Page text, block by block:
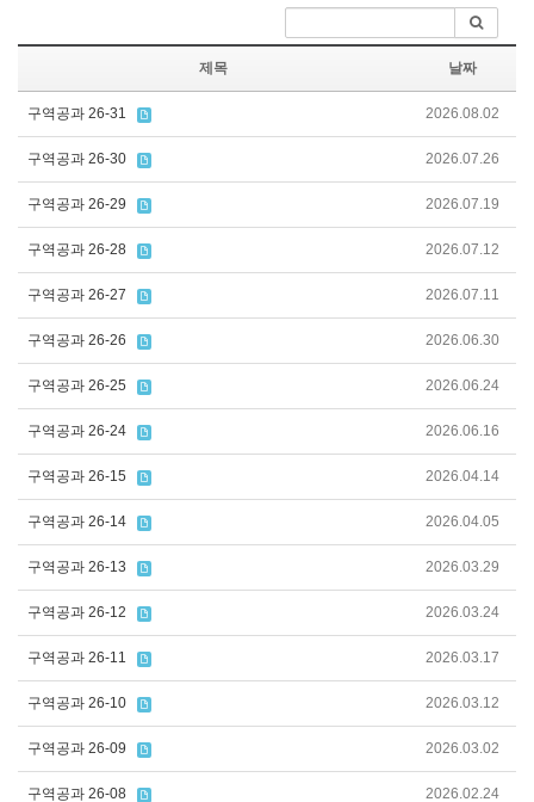
제목 날짜
구역공과 26-31 2026.08.02
구역공과 26-30 2026.07.26
구역공과 26-29 2026.07.19
구역공과 26-28 2026.07.12
구역공과 26-27 2026.07.11
구역공과 26-26 2026.06.30
구역공과 26-25 2026.06.24
구역공과 26-24 2026.06.16
구역공과 26-15 2026.04.14
구역공과 26-14 2026.04.05
구역공과 26-13 2026.03.29
구역공과 26-12 2026.03.24
구역공과 26-11 2026.03.17
구역공과 26-10 2026.03.12
구역공과 26-09 2026.03.02
구역공과 26-08 2026.02.24